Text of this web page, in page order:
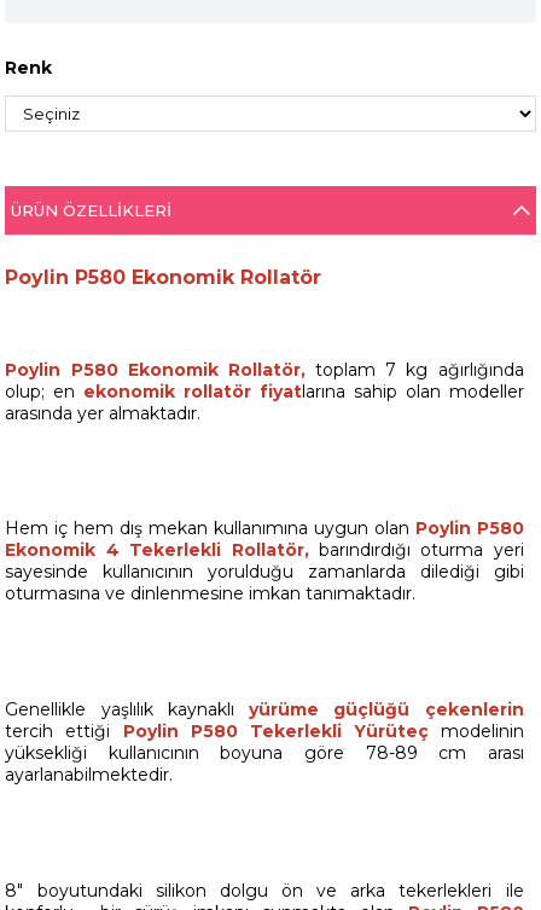
Renk
ÜRÜN ÖZELLIKLERI
Poylin P580 Ekonomik Rollatör
Poylin P580 Ekonomik Rollatör,toplam 7 kg ağırlığında
olup; en ekonomik rollatör fiyatlarına sahip olan modeller
arasında yer almaktadır.
Hem iç hem dış mekan kullanımına uygun olan Poylin P580
Ekonomik 4 Tekerlekli Rollatör, barındırdığı oturma yeri
sayesinde kullanıcının yorulduğu zamanlarda dilediği gibi
oturmasına ve dinlenmesine imkan tanımaktadır.
Genellikle yaşlılık kaynaklıyürüme güçlüğü çekenlerin
tercih ettiği Poylin P580 Tekerlekli Yürüteçmodelinin
yüksekliği kullanıcının boyuna göre 78-89 cm arası
ayarlanabilmektedir.
8" boyutundaki silikon dolgu ön ve arka tekerlekleri ile